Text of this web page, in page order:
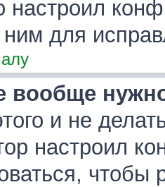
настроил
для
вообще
и не
настроил